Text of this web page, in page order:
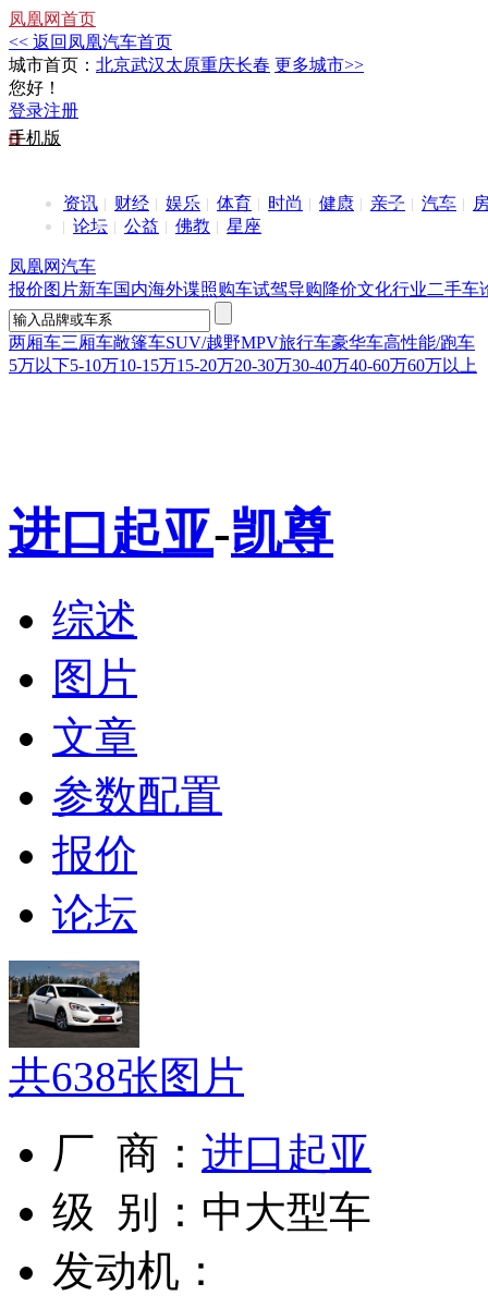
凤凰网首页
<< 返回凤凰汽车首页
城市首页： 北京武汉太原重庆长春 更多城市>>
您好！
登录注册
手机版
资讯 财经 娱乐 体育 时尚 健康 亲子 汽车
论坛
公益 佛教 星座
凤凰网汽车
报价图片新车国内海外谍照购车试驾导购降价文化行业二手车
两厢车三厢车敞篷车SUV/越野MPV旅行车豪华车高性能/跑车
5万以下5-10万10-15万15-20万20-30万30-40万40-60万60万以上
进口起亚-凯尊
综述
图片
文章
参数配置
报价
论坛
共638张图片
厂 商： 进口起亚
级 别： 中大型车
发动机：